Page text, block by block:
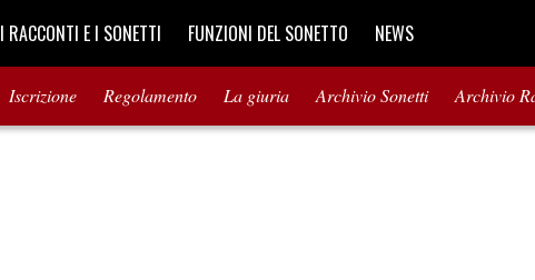
I RACCONTI E I SONETTI FUNZIONI DEL SONETTO NEWS
Iscrizione Regolamento La giuria Archivio Sonetti Archivio